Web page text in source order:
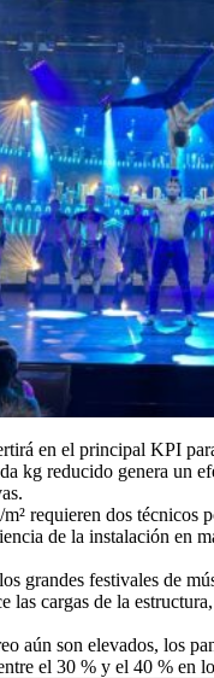
en el principal KPI
kg reducido genera un
requieren dos
de la instalación en
grandes festivales de
cargas de la
aún son elevados, los
el 30 % y el 40 % en